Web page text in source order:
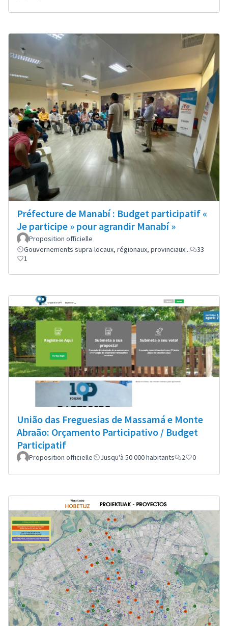
Préfecture de Manabí : Budget participatif «
Je participe » pour agrandir Manabí »
Proposition officielle
Gouvernements supra-locaux, régionaux, provinciaux...
33
1
União das Freguesias de Massamá e Monte
Abraão: Orçamento Participativo / Budget
Participatif
Proposition officielle Jusqu'à 50 000 habitants 2 0